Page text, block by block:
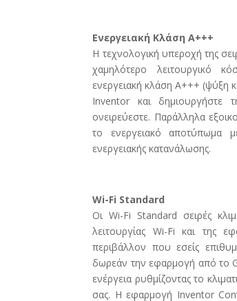
Ενεργειακή Κλάση Α+++
Η τεχνολογική υπεροχή της
χαμηλότερο λειτουργικό
ενεργειακή κλάση Α+++ (ψύξη
Inventor και δημιουργήστε
ονειρεύεστε. Παράλληλα
το ενεργειακό αποτύπωμα
ενεργειακής κατανάλωσης.
Wi-Fi Standard
Οι Wi-Fi Standard σειρές
λειτουργίας Wi-Fi και της
περιβάλλον που εσείς
δωρεάν την εφαρμογή από το
ενέργεια ρυθμίζοντας το
σας. Η εφαρμογή Inventor